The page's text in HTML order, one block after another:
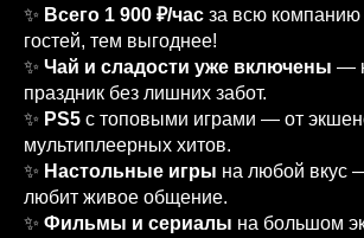
✨ Всего 1 900 ₽/час за всю
гостей, тем выгоднее!
✨ Чай и сладости уже включены —
праздник без лишних забот.
✨ PS5 с топовыми играми — от
мультиплеерных хитов.
✨ Настольные игры на любой вкус
любит живое общение.
✨ Фильмы и сериалы на большом